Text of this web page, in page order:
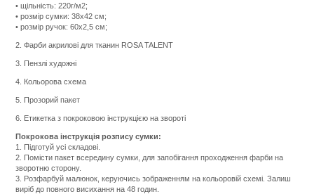
• щільність: 220г/м2;
• розмір сумки: 38х42 см;
• розмір ручок: 60х2,5 см;
2. Фарби акрилові для тканин ROSA TALENT
3. Пензлі художні
4. Кольорова схема
5. Прозорий пакет
6. Етикетка з покроковою інструкцією на звороті
Покрокова інструкція розпису сумки:
1. Підготуй усі складові.
2. Помісти пакет всередину сумки, для запобігання проходження фарби на
зворотню сторону.
3. Розфарбуй малюнок, керуючись зображенням на кольоровій схемі. Залиш
виріб до повного висихання на 48 годин.